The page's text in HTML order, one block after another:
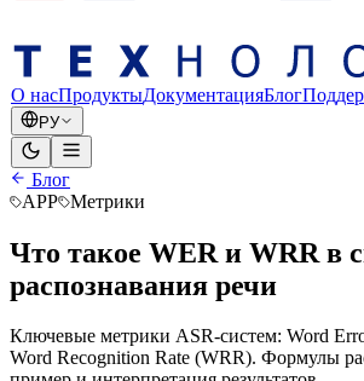
О насПродуктыДокументацияБлог
РУ
Блог
АРР Метрики
Что такое WER и WRR в
распознавания речи
Ключевые метрики ASR-систем: Word
Word Recognition Rate (WRR). Формулы